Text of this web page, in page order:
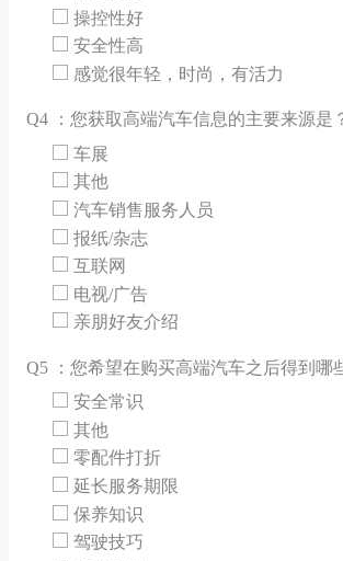
操控性好
安全性高
感觉很年轻，时尚，有活力
Q4 ：您获取高端汽车信息的主要来源是
车展
其他
汽车销售服务人员
报纸/杂志
互联网
电视/广告
亲朋好友介绍
Q5 ：您希望在购买高端汽车之后得到哪
安全常识
其他
零配件打折
延长服务期限
保养知识
驾驶技巧